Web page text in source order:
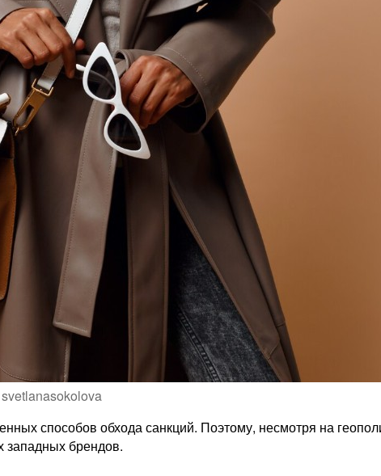
способов обхода санкций. Поэтому, несмотря на
западных брендов.